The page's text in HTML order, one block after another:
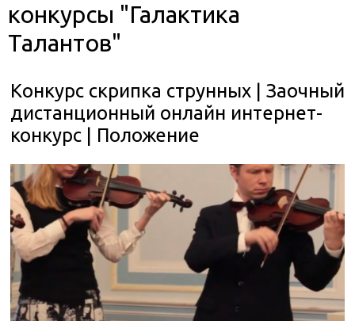
конкурсы "Галактика
Талантов"
Конкурс скрипка струнных | Заочный
дистанционный онлайн интернет-
конкурс | Положение